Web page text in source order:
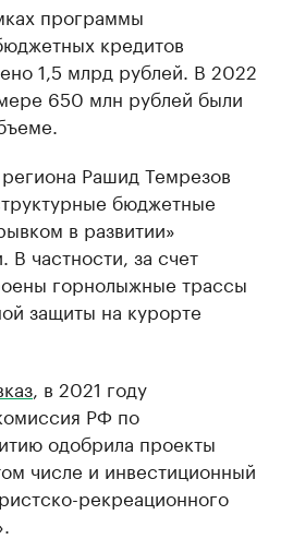
программы
кредитов
1,5 млрд рублей. В 2022
650 млн рублей были
Рашид Темрезов
бюджетные
в развитии»
В частности, за счет
горнолыжные трассы
защиты на курорте
, в 2021 году
РФ по
одобрила проекты
числе и инвестиционный
рекреационного